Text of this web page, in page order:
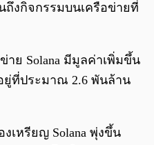
ถึงกิจกรรมบนเครือข่ายที่
าย Solana มีมูลค่าเพิ่มขึ้น
ยู่ที่ประมาณ 2.6 พันล้าน
เหรียญ Solana พุ่งขึ้น